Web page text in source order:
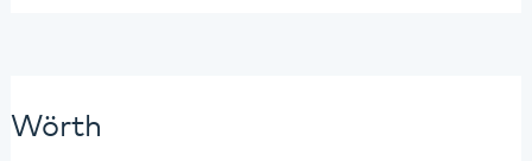
Wörth